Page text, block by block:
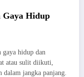
Gaya Hidup
gaya hidup dan
atau sulit diikuti,
dalam jangka panjang.